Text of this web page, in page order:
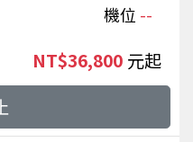
機位 --
NT$36,800 起